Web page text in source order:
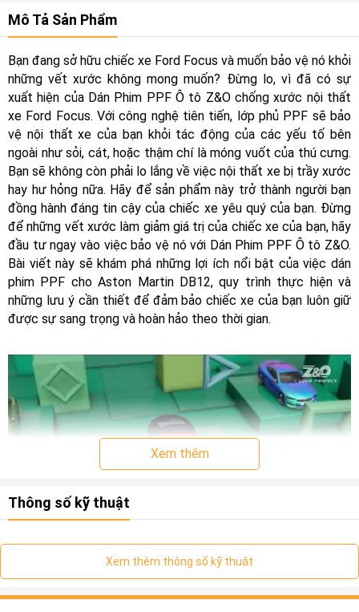
Mô Tả Sản Phẩm
Bạn đang sở hữu chiếc xe Ford Focus và muốn bảo vệ nó khỏi
những vết xước không mong muốn? Đừng lo, vì đã có sự
xuất hiện của Dán Phim PPF Ô tô Z&O chống xước nội thất
xe Ford Focus. Với công nghệ tiên tiến, lớp phủ PPF sẽ bảo
vệ nội thất xe của bạn khỏi tác động của các yếu tố bên
ngoài như sỏi, cát, hoặc thậm chí là móng vuốt của thú cưng.
Bạn sẽ không còn phải lo lắng về việc nội thất xe bị trầy xước
hay hư hỏng nữa. Hãy để sản phẩm này trở thành người bạn
đồng hành đáng tin cậy của chiếc xe yêu quý của bạn. Đừng
để những vết xước làm giảm giá trị của chiếc xe của bạn, hãy
đầu tư ngay vào việc bảo vệ nó với Dán Phim PPF Ô tô Z&O.
Bài viết này sẽ khám phá những lợi ích nổi bật của việc dán
phim PPF cho Aston Martin DB12, quy trình thực hiện và
những lưu ý cần thiết để đảm bảo chiếc xe của bạn luôn giữ
được sự sang trọng và hoàn hảo theo thời gian.
I. Nội thất xe ô tô là gì ?
Xem thêm
Thông số kỹ thuật
Xem thêm thông số kỹ thuật